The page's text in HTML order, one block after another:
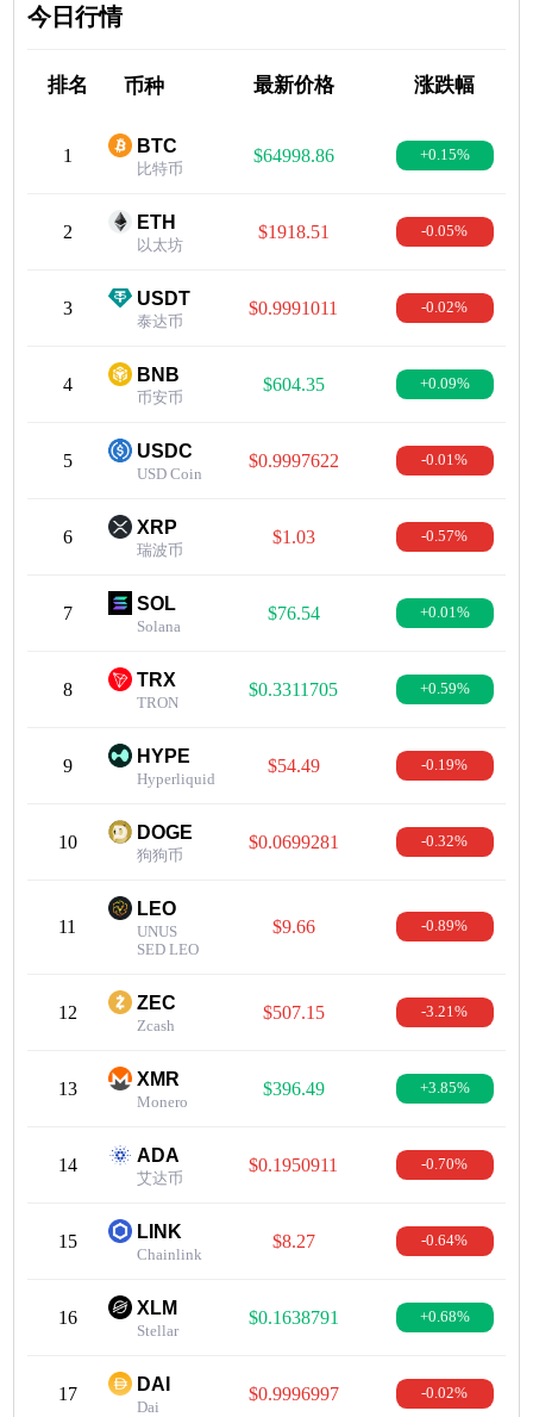
今日行情
排名 币种 最新价格 涨跌幅
1 BTC
比特币
$64998.86 +0.15%
2 ETH
以太坊
$1918.51 -0.05%
3 USDT
泰达币
$0.9991011 -0.02%
4 BNB
币安币
$604.35 +0.09%
5 USDC
USD Coin
$0.9997622 -0.01%
6 XRP
瑞波币
$1.03 -0.57%
7 SOL
Solana
$76.54 +0.01%
8 TRX
TRON
$0.3311705 +0.59%
9 HYPE
Hyperliquid
$54.49 -0.19%
10 DOGE
狗狗币
$0.0699281 -0.32%
11
LEO
UNUS
SED LEO
$9.66 -0.89%
12 ZEC
Zcash
$507.15 -3.21%
13 XMR
Monero
$396.49 +3.85%
14 ADA
艾达币
$0.1950911 -0.70%
15 LINK
Chainlink
$8.27 -0.64%
16 XLM
Stellar
$0.1638791 +0.68%
17 DAI
Dai
$0.9996997 -0.02%